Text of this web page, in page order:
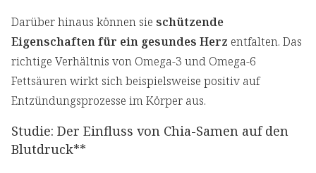
Darüber hinaus können sie schützende
Eigenschaften für ein gesundes Herz entfalten. Das
richtige Verhältnis von Omega-3 und Omega-6
Fettsäuren wirkt sich beispielsweise positiv auf
Entzündungsprozesse im Körper aus.
Studie: Der Einfluss von Chia-Samen auf den
Blutdruck**